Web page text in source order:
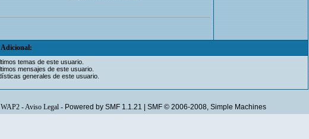
temas de este usuario.
mensajes de este usuario.
generales de este usuario.
WAP2-Aviso Legal- Powered by SMF 1.1.21 SMF © 2006-2008, Simple Machines